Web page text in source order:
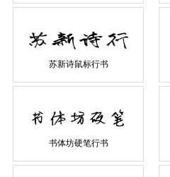
苏新诗鼠标行书
书体坊硬笔行书